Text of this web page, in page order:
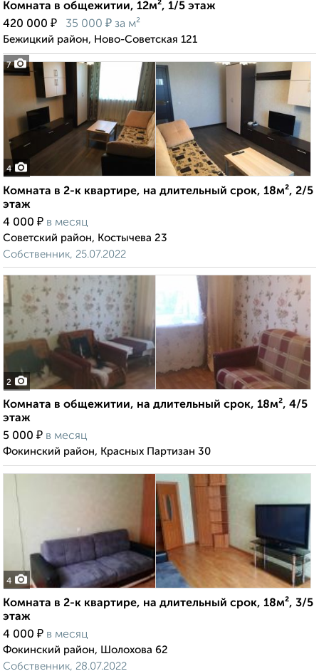
7
Комната в общежитии, 12м², 1/5 этаж
420 000 ₽ 35 000 ₽ за м²
Бежицкий район, Ново-Советская 121
4
Комната в 2-к квартире, на длительный срок, 18м², 2/5
этаж
4 000 ₽ в месяц
Советский район, Костычева 23
Собственник, 25.07.2022
2
Комната в общежитии, на длительный срок, 18м², 4/5
этаж
5 000 ₽ в месяц
Фокинский район, Красных Партизан 30
4
Комната в 2-к квартире, на длительный срок, 18м², 3/5
этаж
4 000 ₽ в месяц
Фокинский район, Шолохова 62
Собственник, 28.07.2022